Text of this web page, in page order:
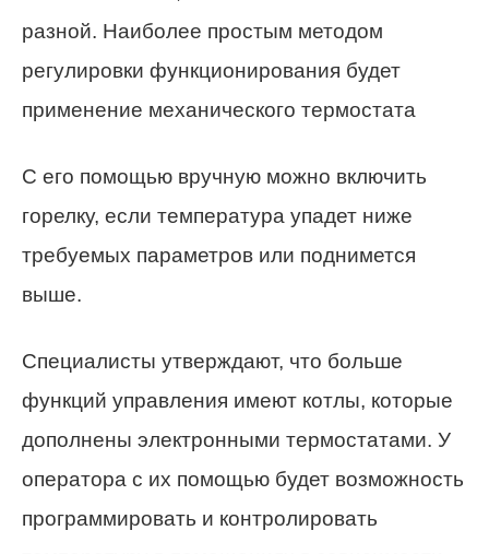
разной. Наиболее простым методом
регулировки функционирования будет
применение механического термостата
С его помощью вручную можно включить
горелку, если температура упадет ниже
требуемых параметров или поднимется
выше.
Специалисты утверждают, что больше
функций управления имеют котлы, которые
дополнены электронными термостатами. У
оператора с их помощью будет возможность
программировать и контролировать